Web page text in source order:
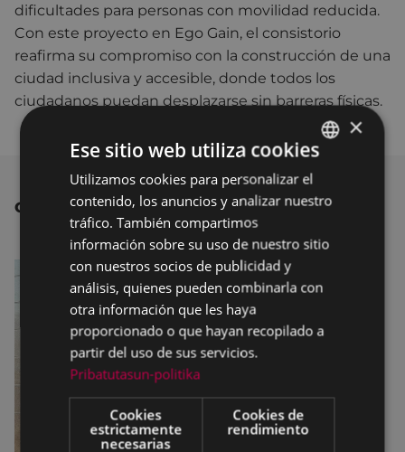
dificultades para personas con movilidad reducida.
Con este proyecto en Ego Gain, el consistorio
reafirma su compromiso con la construcción de una
ciudad inclusiva y accesible, donde todos los
ciudadanos puedan desplazarse sin barreras físicas.
OTRAS NOTICIAS
BASQUE
SPANISH
×
Ese sitio web utiliza cookies
Utilizamos cookies para personalizar el
contenido, los anuncios y analizar nuestro
tráfico. También compartimos
información sobre su uso de nuestro sitio
con nuestros socios de publicidad y
análisis, quienes pueden combinarla con
otra información que les haya
proporcionado o que hayan recopilado a
partir del uso de sus servicios.
Pribatutasun-politika
Cookies
estrictamente
necesarias
Cookies de
rendimiento